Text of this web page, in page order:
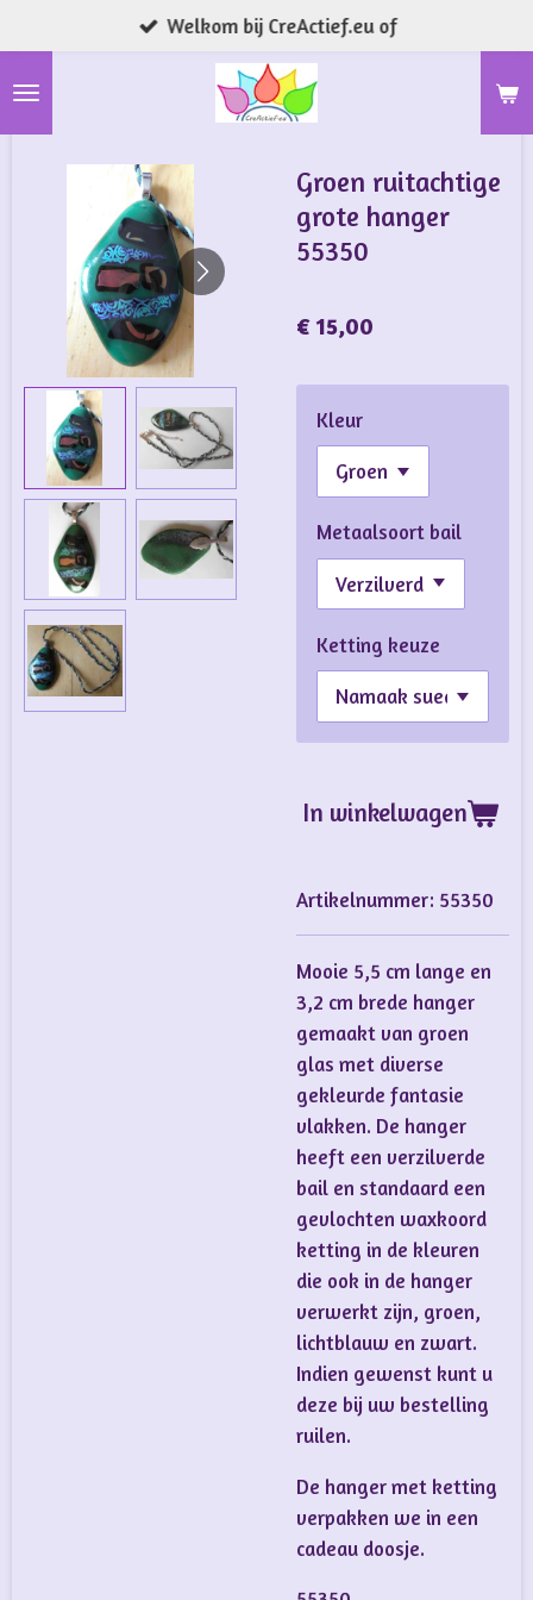
direct
naar
Welkom bij CreActief.eu of
Groen ruitachtige
grote hanger
55350
€ 15,00
Kleur
Metaalsoort bail
Ketting keuze
In winkelwagen
Artikelnummer: 55350
Mooie 5,5 cm lange en
3,2 cm brede hanger
gemaakt van groen
glas met diverse
gekleurde fantasie
vlakken. De hanger
heeft een verzilverde
bail en standaard een
gevlochten waxkoord
ketting in de kleuren
die ook in de hanger
verwerkt zijn, groen,
lichtblauw en zwart.
Indien gewenst kunt u
deze bij uw bestelling
ruilen.
De hanger met ketting
verpakken we in een
cadeau doosje.